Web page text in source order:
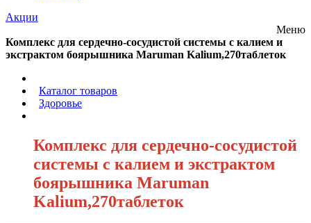
Акции
Меню
Комплекс для сердечно-сосудистой системы с калием и
экстрактом боярышника Maruman Kalium,270таблеток
Каталог товаров
Здоровье
Комплекс для сердечно-сосудистой
системы с калием и экстрактом
боярышника Maruman
Kalium,270таблеток